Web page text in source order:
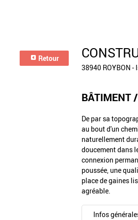
Retour
38940 ROYBON -
BÂTIMENT
De par sa
au bout d'un
naturellement
doucement dans
connexion
poussée, une
place de gaines
agréable.
Infos